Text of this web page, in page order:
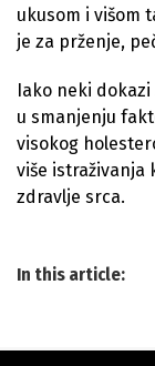
ukusom i višom
je za prženje,
Iako neki
u smanjenju
visokog
više istraživanja
zdravlje srca.
In this article: